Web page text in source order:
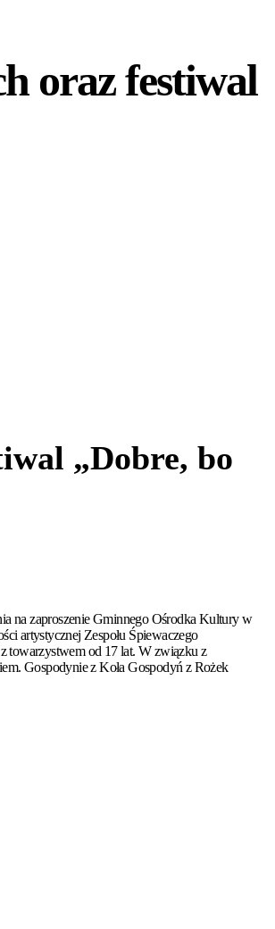
oraz festiwal
„Dobre, bo
na zaproszenie Gminnego Ośrodka Kultury w
artystycznej Zespołu Śpiewaczego
z towarzystwem od 17 lat. W związku z
Gospodynie z Koła Gospodyń z Rożek